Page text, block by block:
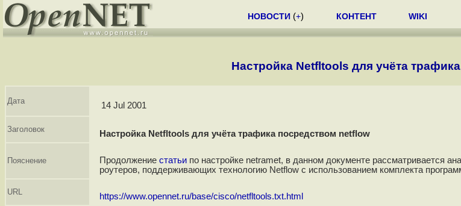
НОВОСТИ (+) КОНТЕНТ WIKI
Настройка Netfltools для учёта
Дата 14 Jul 2001
Заголовок Настройка Netfltools для учёта трафика посредством netflow
Пояснение Продолжение статьипо настройке netramet, в данном документе рассматривается
роутеров, поддерживающих технологию Netflow с использованием комплекта
URL https://www.opennet.ru/base/cisco/netfltools.txt.html